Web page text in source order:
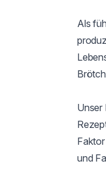
Als
Unser
und